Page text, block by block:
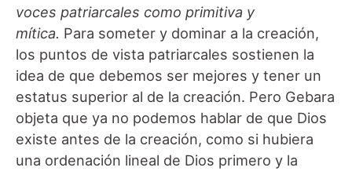
voces patriarcales como primitiva y
mítica. Para someter y dominar a la creación,
los puntos de vista patriarcales sostienen la
idea de que debemos ser mejores y tener un
estatus superior al de la creación. Pero Gebara
objeta que ya no podemos hablar de que Dios
existe antes de la creación, como si hubiera
una ordenación lineal de Dios primero y la